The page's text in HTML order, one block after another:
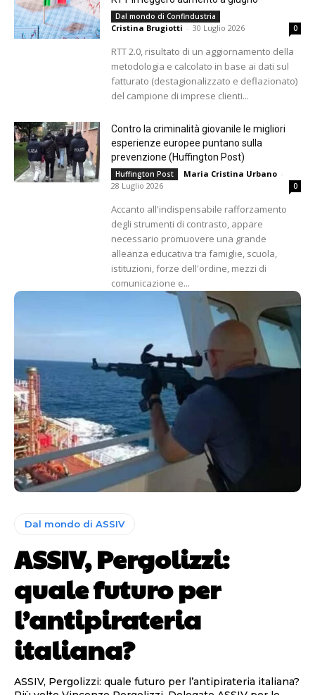
Dal mondo di Confindustria
Cristina Brugiotti - 30 Luglio 2026 0
RTT 2.0, risultato di un aggiornamento della
metodologia e calcolato in base ai dati sul
fatturato (destagionalizzato e deflazionato)
del campione di imprese clienti...
Contro la criminalità giovanile le migliori
esperienze europee puntano sulla
prevenzione (Huffington Post)
Huffington Post Maria Cristina Urbano -
28 Luglio 2026
0
Accanto all'indispensabile rafforzamento
degli strumenti di contrasto, appare
necessario promuovere una grande
alleanza educativa tra famiglie, scuola,
istituzioni, forze dell'ordine, mezzi di
comunicazione e...
Dal mondo di ASSIV
ASSIV, Pergolizzi:
quale futuro per
l’antipirateria
italiana?
ASSIV, Pergolizzi: quale futuro per l’antipirateria italiana?